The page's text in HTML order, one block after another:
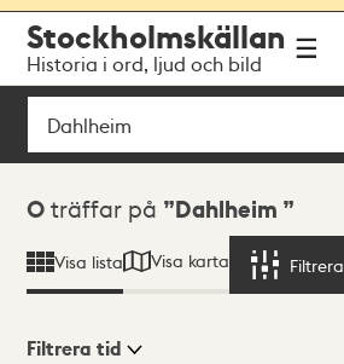
navigationen
huvudinnehållet
Stockholmskällan
Historia i ord, ljud och bild
Sök
Sökresultat
0 träffar på Dahlheim
Visa lista Visa karta Filtrera
Filtrera tid